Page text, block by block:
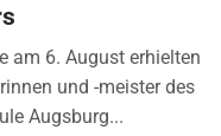
am 6. August erhielten
und -meister des
Augsburg...